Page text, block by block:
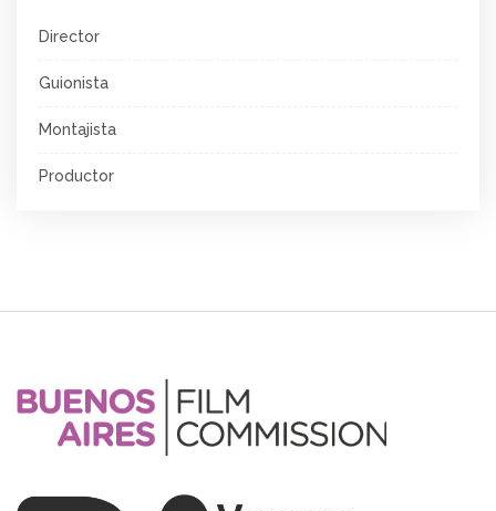
Director
Guionista
Montajista
Productor